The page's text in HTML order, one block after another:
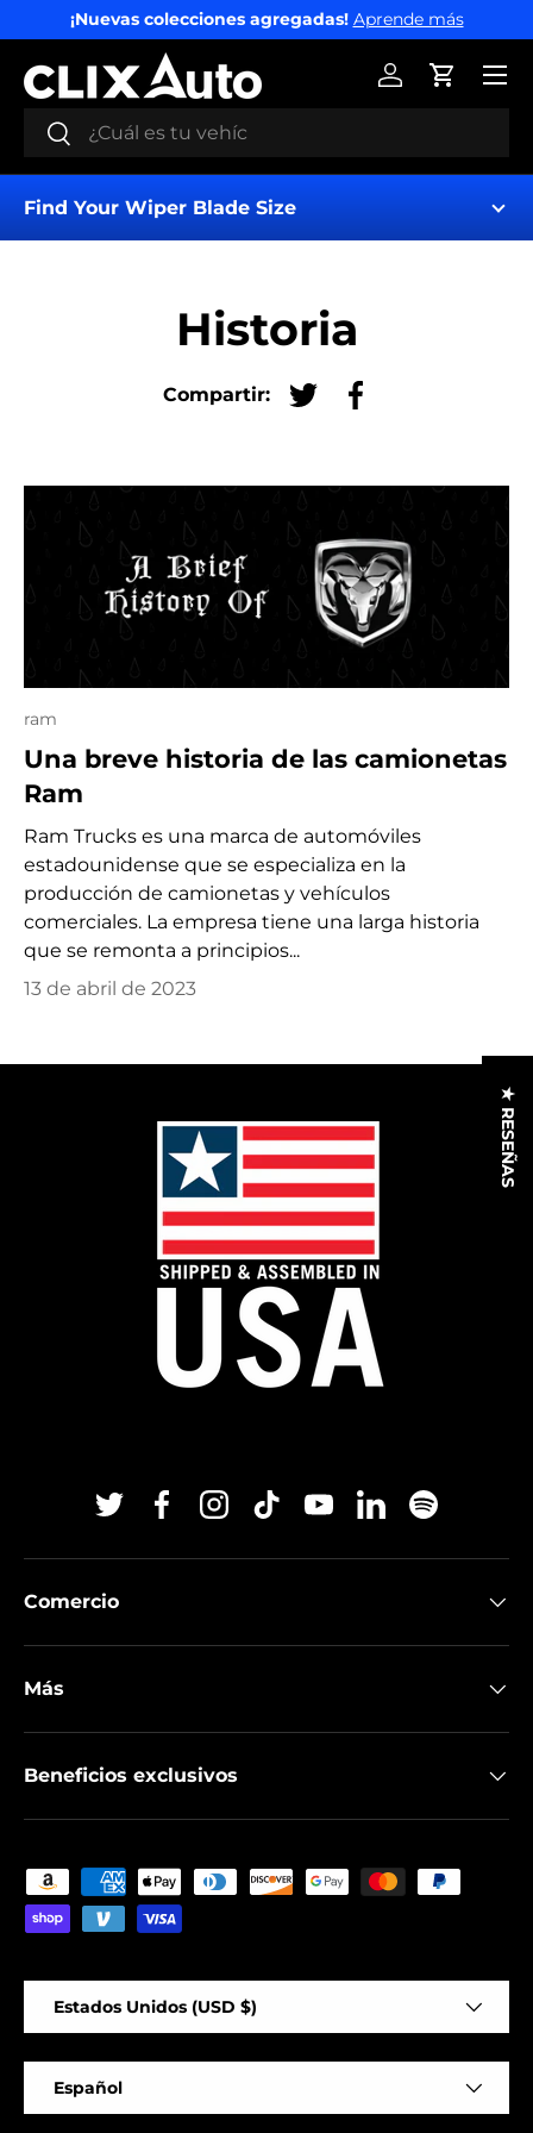
IR AL CONTENIDO
¡Nuevas colecciones agregadas! Aprende más
Buscar
Buscar
Iniciar sesión
Carrito
Menú
Find Your Wiper Blade Size
Historia
Compartir:
Tuitear en Twitter
Compartir en
ram
Una breve historia de las camionetas
Ram
Ram Trucks es una marca de automóviles
estadounidense que se especializa en la
producción de camionetas y vehículos
comerciales. La empresa tiene una larga historia
que se remonta a principios...
13 de abril de 2023
TwitterFacebookInstagram
TikTokYouTubeLinkedinSpotify
Comercio
Más
Beneficios exclusivos
Formas de pago aceptadas
Estados Unidos (USD $)
Español
★ RESEÑAS